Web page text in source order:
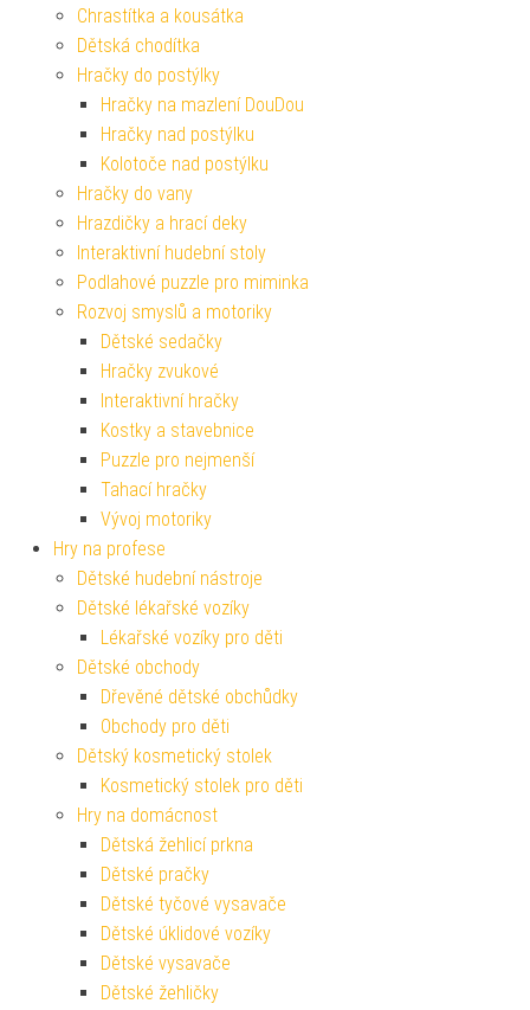
Chrastítka a kousátka
Dětská chodítka
Hračky do postýlky
Hračky na mazlení DouDou
Hračky nad postýlku
Kolotoče nad postýlku
Hračky do vany
Hrazdičky a hrací deky
Interaktivní hudební stoly
Podlahové puzzle pro miminka
Rozvoj smyslů a motoriky
Dětské sedačky
Hračky zvukové
Interaktivní hračky
Kostky a stavebnice
Puzzle pro nejmenší
Tahací hračky
Vývoj motoriky
Hry na profese
Dětské hudební nástroje
Dětské lékařské vozíky
Lékařské vozíky pro děti
Dětské obchody
Dřevěné dětské obchůdky
Obchody pro děti
Dětský kosmetický stolek
Kosmetický stolek pro děti
Hry na domácnost
Dětská žehlicí prkna
Dětské pračky
Dětské tyčové vysavače
Dětské úklidové vozíky
Dětské vysavače
Dětské žehličky